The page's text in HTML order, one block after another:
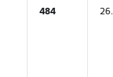
484 26.